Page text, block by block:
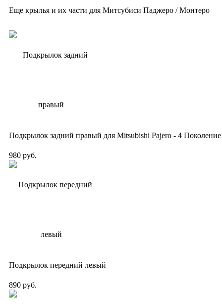
Еще крылья и их части для Митсубиси Паджеро / Монтеро
Подкрылок задний правый для Mitsubishi Pajero - 4 Поколение
980 руб.
Подкрылок передний левый
890 руб.